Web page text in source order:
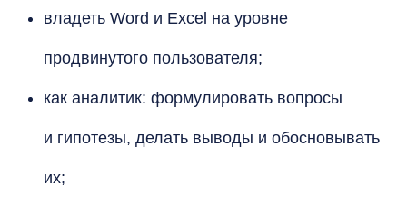
владеть Word и Excel на уровне
продвинутого пользователя;
как аналитик: формулировать вопросы
и гипотезы, делать выводы и обосновывать
их;